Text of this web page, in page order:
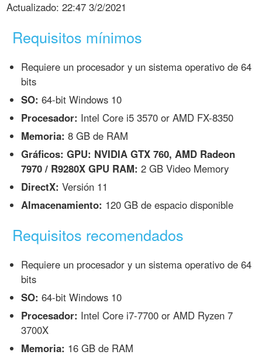
Actualizado:22:47 3/2/2021
Requisitos mínimos
Requiere un procesador y un sistema operativo de 64
bits
SO: 64-bit Windows 10
Procesador: Intel Core i5 3570 or AMD FX-8350
Memoria: 8 GB de RAM
Gráficos: GPU: NVIDIA GTX 760, AMD Radeon
7970 / R9280X GPU RAM: 2 GB Video Memory
DirectX: Versión 11
Almacenamiento: 120 GB de espacio disponible
Requisitos recomendados
Requiere un procesador y un sistema operativo de 64
bits
SO: 64-bit Windows 10
Procesador: Intel Core i7-7700 or AMD Ryzen 7
3700X
Memoria: 16 GB de RAM